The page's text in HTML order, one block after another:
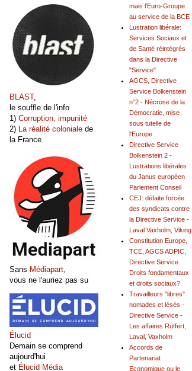
mais l'Euro-Groupe
au service de la BCE
Lustration libérale:
Services Sociaux et
de Santé réintégrés
dans la Directive
"Service"
AGCS, Directive
Service Bolkenstein
n°2 - Nécrose de la
Démocratie, mise
sous tutelle de
l'Europe
Directive Service
Bolkenstein 2 -
Lustrations libérales
du Janus européen
Parlement Conseil
CEJ: défaite forcée
des syndicats contre
la Directive Service -
Laval Vaxholm, Viking
Constitution Europe,
TCE, AGCS ADPIC,
Directive Service.
Droits fondamentaux
et droits sociaux?
Travailleurs "libres"
nomades et lésés -
Directive Service -
Les affaires Rüffert,
Laval, Vaxholm
Accords de
Partenariat
Economique ou le
BLAST,
le souffle de l'info
1) Corruption, impunité
2)
La réalité coloniale de
la France
Sans Médiapart
vous ne l'auriez pas su
Élucid
Demain se comprend
aujourd'hui
et Élucid Média